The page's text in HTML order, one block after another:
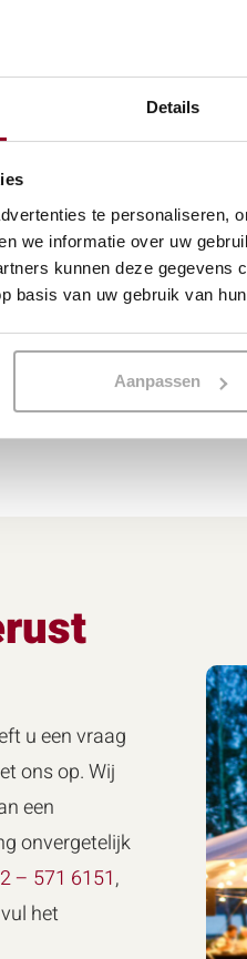
Details
te personaliseren,
we informatie over uw
kunnen deze gegevens
basis van uw gebruik van
Aanpassen
cm
€
u een vraag
ons op. Wij
een
onvergetelijk
– 571 6151,
het